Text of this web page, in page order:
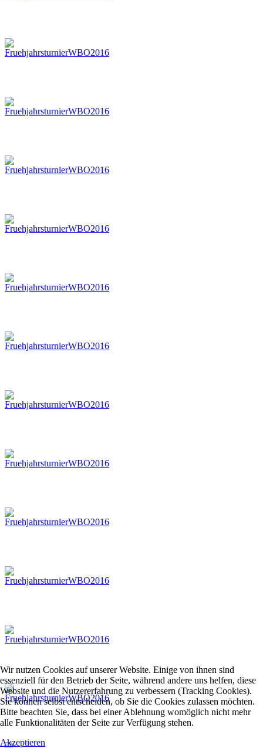
Wir nutzen Cookies auf unserer Website. Einige von ihnen sind
essenziell für den Betrieb der Seite, während andere uns helfen, diese
Website und die Nutzererfahrung zu verbessern (Tracking Cookies).
Sie können selbst entscheiden, ob Sie die Cookies zulassen möchten.
Bitte beachten Sie, dass bei einer Ablehnung womöglich nicht mehr
alle Funktionalitäten der Seite zur Verfügung stehen.
Akzeptieren